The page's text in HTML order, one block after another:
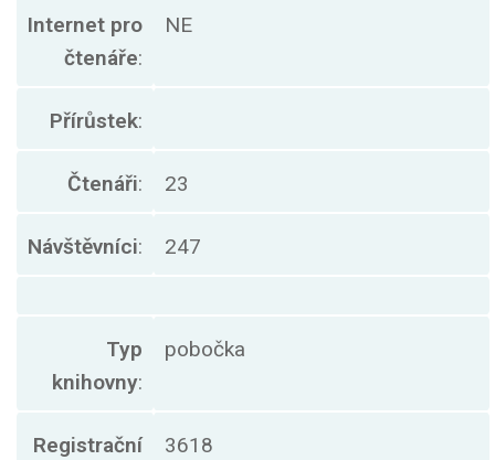
Internet pro
čtenáře:
NE
Přírůstek:
Čtenáři: 23
Návštěvníci: 247
Typ
knihovny:
pobočka
Registrační
3618